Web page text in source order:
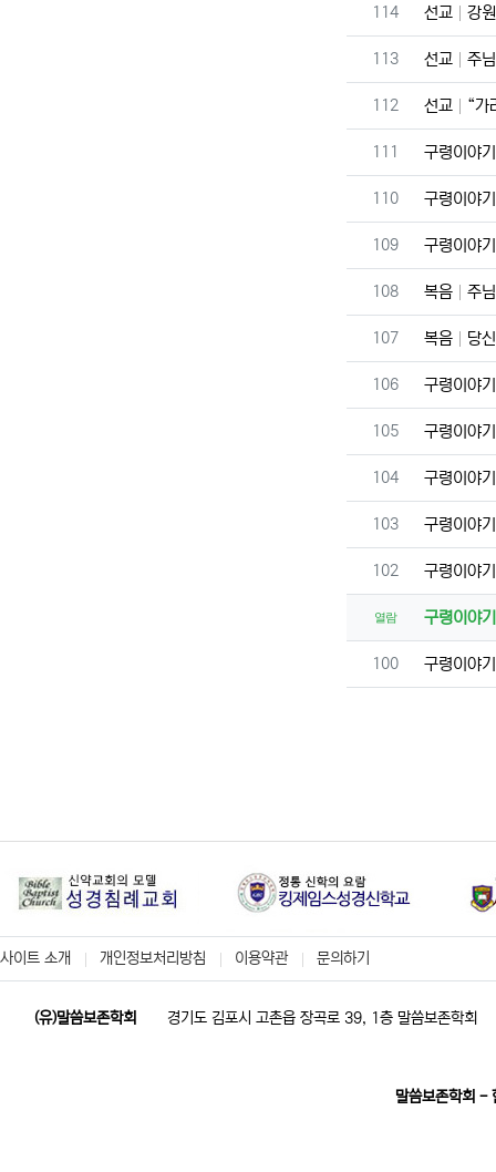
번호
114 선교 강
번호
113 선교 주
번호
112 선교 “가
번호
111 구령이야
번호
110 구령이야
번호
109 구령이야
번호
108 복음 주
번호
107 복음 당
번호
106 구령이야
번호
105 구령이야
번호
104 구령이야
번호
103 구령이야
번호
102 구령이야
열람 구령이야
번호
100 구령이야
사이트 소개 개인정보처리방침 이용약관 문의하기
(유)말씀보존학회 경기도 김포시 고촌읍 장곡로 39, 1층 말씀보존학회
말씀보존학회 -